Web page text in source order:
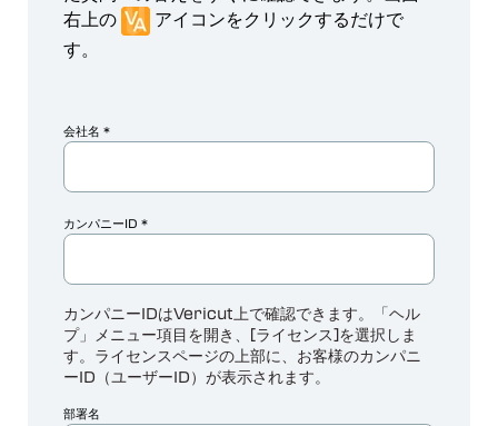
右上の
アイコンをクリックするだけで
す。